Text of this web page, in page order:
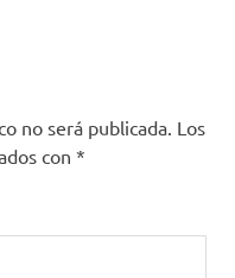
no será publicada. Los
con *